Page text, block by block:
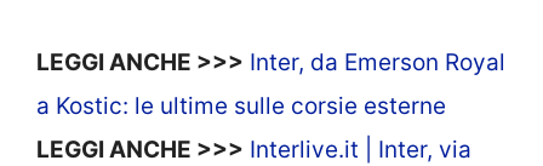
LEGGI ANCHE >>> Inter, da Emerson Royal
a Kostic: le ultime sulle corsie esterne
LEGGI ANCHE >>> Interlive.it | Inter, via